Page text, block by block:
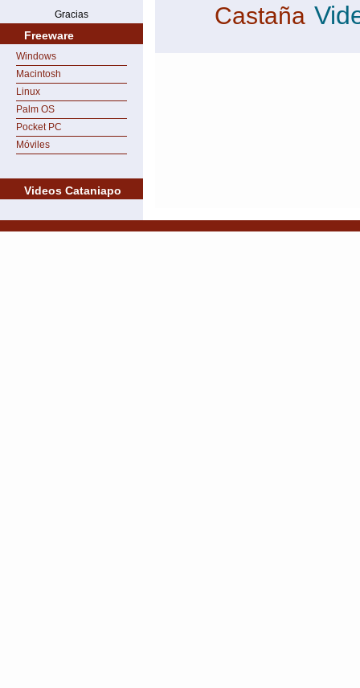
Gracias
Freeware
Windows
Macintosh
Linux
Palm OS
Pocket PC
Móviles
Videos Cataniapo
Castaña